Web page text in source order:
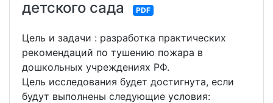
детского сада
PDF
Цель и задачи : разработка практических
рекомендаций по тушению пожара в
дошкольных учреждениях РФ.
Цель исследования будет достигнута, если
будут выполнены следующие условия: